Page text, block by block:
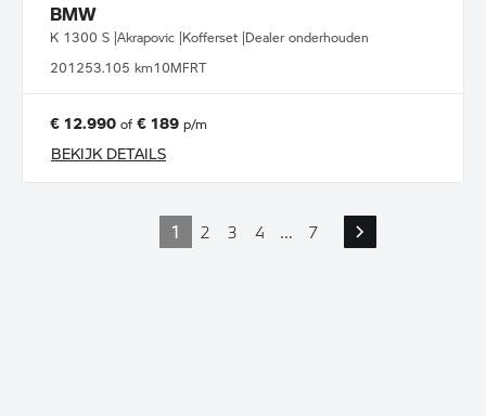
BMW
K 1300 S |Akrapovic |Kofferset |Dealer onderhouden
201253.105 km10MFRT
€ 12.990 of € 189 p/m
BEKIJK DETAILS
1 2 3 4 ... 7